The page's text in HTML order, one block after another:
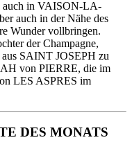
auch in VAISON-LA-
auch in der Nähe des
Wunder vollbringen.
der Champagne,
aus SAINT JOSEPH zu
von PIERRE, die im
LES ASPRES im
DES MONATS